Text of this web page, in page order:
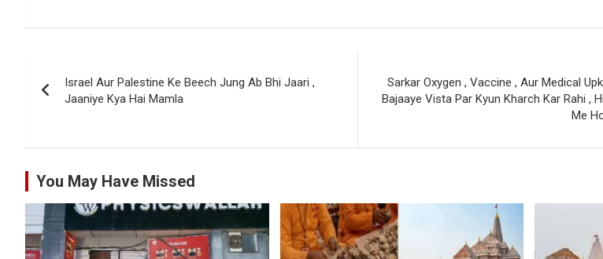
navigation
Israel Aur Palestine Ke Beech Jung Ab Bhi Jaari ,
Jaaniye Kya Hai Mamla
Sarkar Oxygen , Vaccine , Aur Medical
Bajaaye Vista Par Kyun Kharch Kar Rahi ,
Me
You May Have Missed